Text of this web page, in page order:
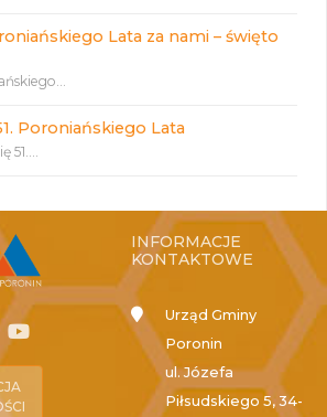
Lata za nami – święto
Poroniańskiego Lata
51....
INFORMACJE
KONTAKTOWE
Urząd Gminy
Poronin
ul. Józefa
Piłsudskiego 5, 34-